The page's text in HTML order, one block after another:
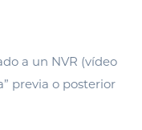
a un NVR (vídeo
previa o posterior